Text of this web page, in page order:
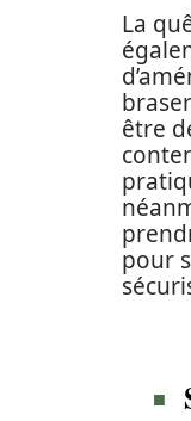
La
être
pour